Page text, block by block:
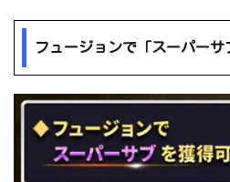
フュージョンで「スーパーサ